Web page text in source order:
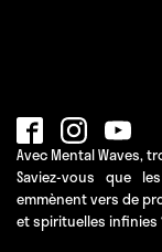
Avec Mental Waves,
Saviez-vous que
emmènent vers de
et spirituelles infinies